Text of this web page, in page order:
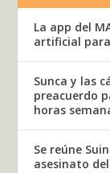
La app del
artificial
Sunca y las
preacuerdo
horas
Se reúne
asesinato